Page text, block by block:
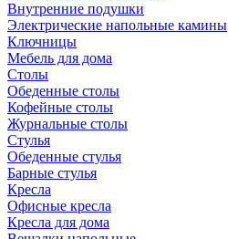
Внутренние подушки
Электрические напольные камины
Ключницы
Мебель для дома
Столы
Обеденные столы
Кофейные столы
Журнальные столы
Стулья
Обеденные стулья
Барные стулья
Кресла
Офисные кресла
Кресла для дома